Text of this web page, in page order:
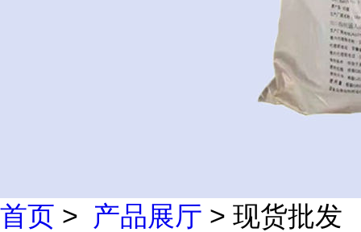
首页 > 产品展厅 > 现货批发